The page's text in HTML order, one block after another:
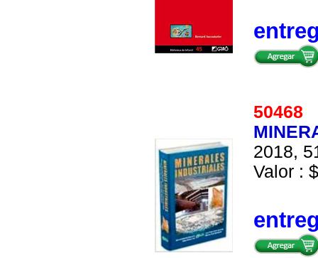
50468
2018,
Valor :